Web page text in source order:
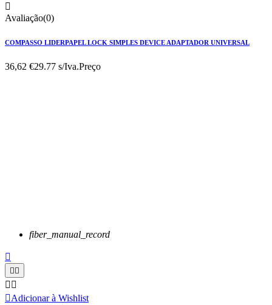

Avaliação(0)
COMPASSO LIDERPAPEL LOCK SIMPLES DEVICE ADAPTADOR UNIVERSAL
36,62 €29.77 s/Iva.Preço
fiber_manual_record

 
 
Adicionar à Wishlist